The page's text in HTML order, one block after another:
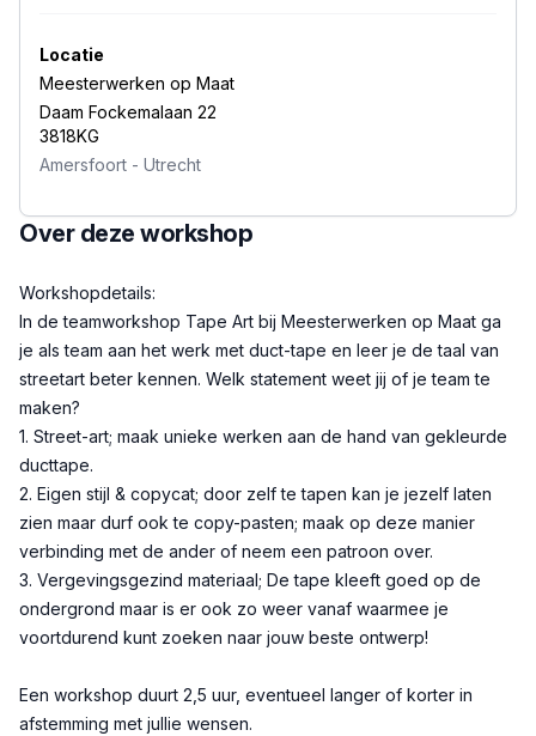
Locatie
Meesterwerken op Maat
Daam Fockemalaan 22
3818KG
Amersfoort - Utrecht
Over deze workshop
Beschrijving
Workshopdetails:
In de teamworkshop Tape Art bij Meesterwerken op Maat ga
je als team aan het werk met duct-tape en leer je de taal van
streetart beter kennen. Welk statement weet jij of je team te
maken?
1. Street-art; maak unieke werken aan de hand van gekleurde
ducttape.
2. Eigen stijl & copycat; door zelf te tapen kan je jezelf laten
zien maar durf ook te copy-pasten; maak op deze manier
verbinding met de ander of neem een patroon over.
3. Vergevingsgezind materiaal; De tape kleeft goed op de
ondergrond maar is er ook zo weer vanaf waarmee je
voortdurend kunt zoeken naar jouw beste ontwerp!
Een workshop duurt 2,5 uur, eventueel langer of korter in
afstemming met jullie wensen.